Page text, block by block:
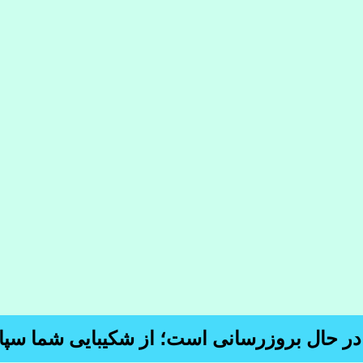
در حال بروزرسانی است؛ از شکیبایی شما